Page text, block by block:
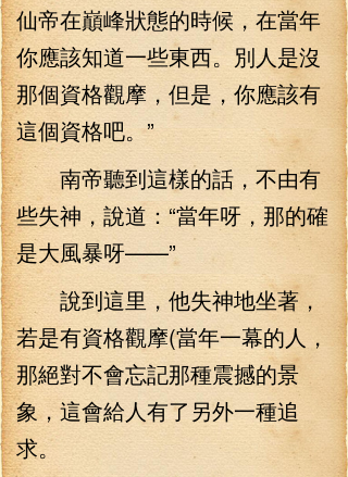
仙帝在巔峰狀態的時候，在當年
你應該知道一些東西。別人是沒
那個資格觀摩，但是，你應該有
這個資格吧。”
南帝聽到這樣的話，不由有
些失神，說道：“當年呀，那的確
是大風暴呀——”
說到這里，他失神地坐著，
若是有資格觀摩(當年一幕的人，
那絕對不會忘記那種震撼的景
象，這會給人有了另外一種追
求。